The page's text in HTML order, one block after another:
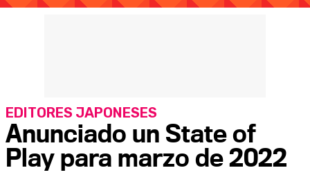
Anunciado un State of
Play para marzo de 2022
EDITORES JAPONESES